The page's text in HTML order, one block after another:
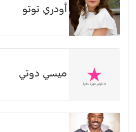
أودري توتو
ميسي دوتي